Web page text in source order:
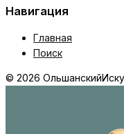
Навигация
Главная
Поиск
© 2026 Ольшанский